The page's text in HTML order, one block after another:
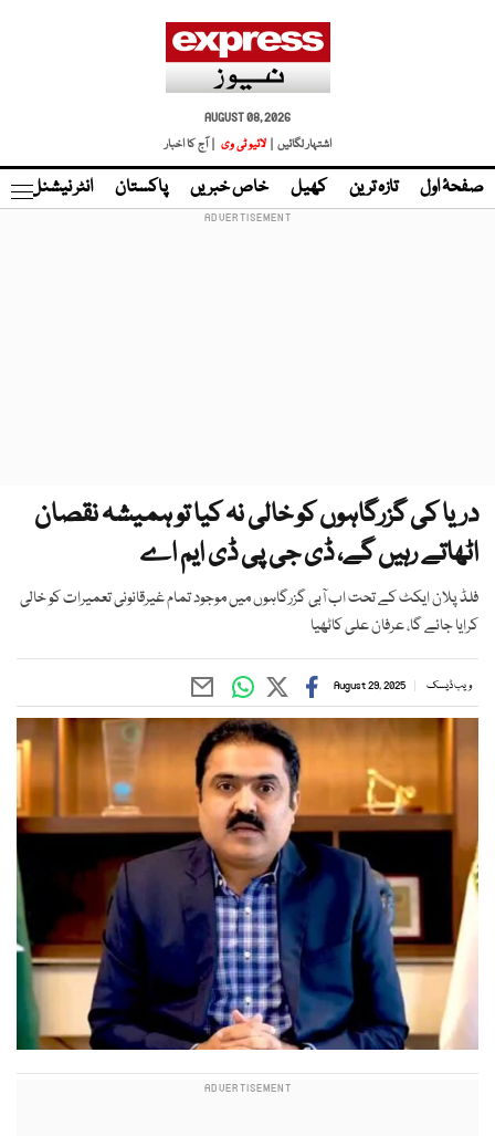
AUGUST 08, 2026
اشتہار لگائیں |
لائیو ٹی وی | آج کا اخبار
صفحۂ اول تازہ ترین کھیل خاص خبریں پاکستان انٹر نیشنل
دریا کی گزرگاہوں کو خالی نہ کیا تو ہمیشہ نقصان
اٹھاتے رہیں گے، ڈی جی پی ڈی ایم اے
فلڈ پلان ایکٹ کے تحت اب آبی گزرگاہوں میں موجود تمام غیرقانونی تعمیرات کو خالی
کرایا جائے گا، عرفان علی کاٹھیا
ویب ڈیسک August 29, 2025